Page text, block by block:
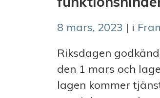
8 mars, 2023 | i
Riksdagen
den 1 mars och
lagen kommer